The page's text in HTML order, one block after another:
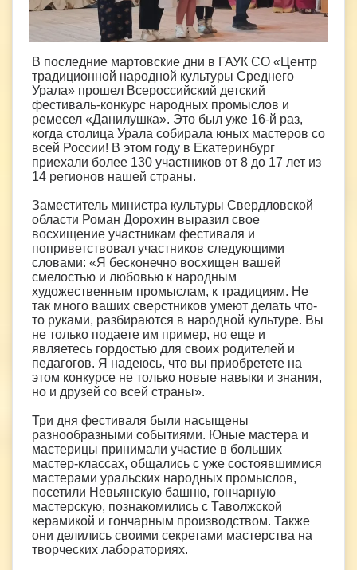
В последние мартовские дни в ГАУК СО «Центр
традиционной народной культуры Среднего
Урала» прошел Всероссийский детский
фестиваль-конкурс народных промыслов и
ремесел «Данилушка». Это был уже 16-й раз,
когда столица Урала собирала юных мастеров со
всей России! В этом году в Екатеринбург
приехали более 130 участников от 8 до 17 лет из
14 регионов нашей страны.
Заместитель министра культуры Свердловской
области Роман Дорохин выразил свое
восхищение участникам фестиваля и
поприветствовал участников следующими
словами: «Я бесконечно восхищен вашей
смелостью и любовью к народным
художественным промыслам, к традициям. Не
так много ваших сверстников умеют делать что-
то руками, разбираются в народной культуре. Вы
не только подаете им пример, но еще и
являетесь гордостью для своих родителей и
педагогов. Я надеюсь, что вы приобретете на
этом конкурсе не только новые навыки и знания,
но и друзей со всей страны».
Три дня фестиваля были насыщены
разнообразными событиями. Юные мастера и
мастерицы принимали участие в больших
мастер-классах, общались с уже состоявшимися
мастерами уральских народных промыслов,
посетили Невьянскую башню, гончарную
мастерскую, познакомились с Таволжской
керамикой и гончарным производством. Также
они делились своими секретами мастерства на
творческих лабораториях.